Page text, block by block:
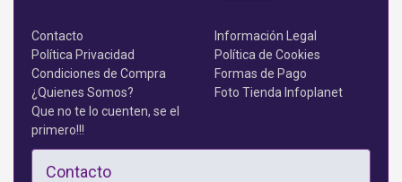
Contacto
Información Legal
Política Privacidad
Política de Cookies
Condiciones de Compra
Formas de Pago
¿Quienes Somos?
Foto Tienda Infoplanet
Que no te lo cuenten, se el
primero!!!
Contacto